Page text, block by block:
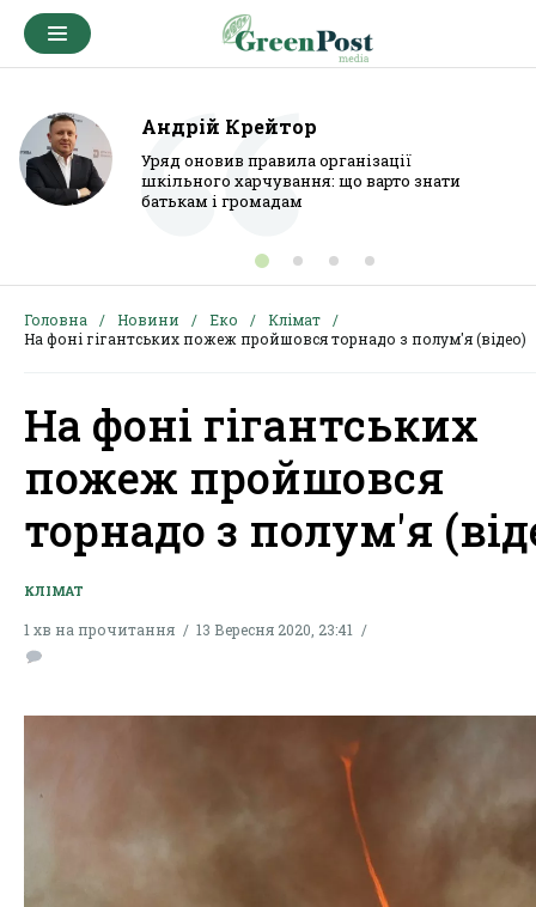
Андрій Крейтор
Уряд оновив правила організації
шкільного харчування: що варто знати
батькам і громадам
Головна Новини Еко
Клімат
На фоні гігантських пожеж пройшовся торнадо з полум'я (відео)
На фоні гігантських
пожеж пройшовся
торнадо з полум'я
КЛІМАТ
1 хв на прочитання 13 Вересня 2020, 23:41